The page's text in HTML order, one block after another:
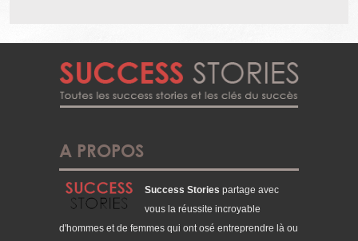
A PROPOS
Success Stories partage avec
vous la réussite incroyable
d'hommes et de femmes qui ont osé entreprendre là ou